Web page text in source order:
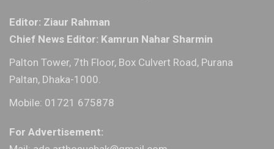
Editor: Ziaur Rahman
Chief News Editor: Kamrun Nahar Sharmin
Palton Tower, 7th Floor, Box Culvert Road, Purana
Paltan, Dhaka-1000.
Mobile: 01721 675878
For Advertisement: